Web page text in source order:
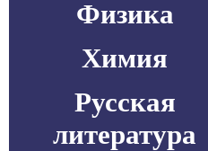
Физика
Химия
Русская
литература